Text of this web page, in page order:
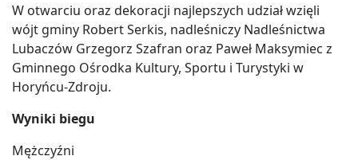
W otwarciu oraz dekoracji najlepszych udział wzięli
wójt gminy Robert Serkis, nadleśniczy Nadleśnictwa
Lubaczów Grzegorz Szafran oraz Paweł Maksymiec z
Gminnego Ośrodka Kultury, Sportu i Turystyki w
Horyńcu-Zdroju.
Wyniki biegu
Mężczyźni